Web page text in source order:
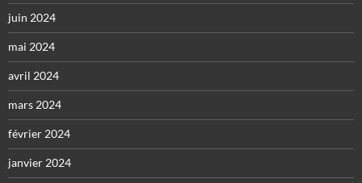
juin 2024
mai 2024
avril 2024
mars 2024
février 2024
janvier 2024